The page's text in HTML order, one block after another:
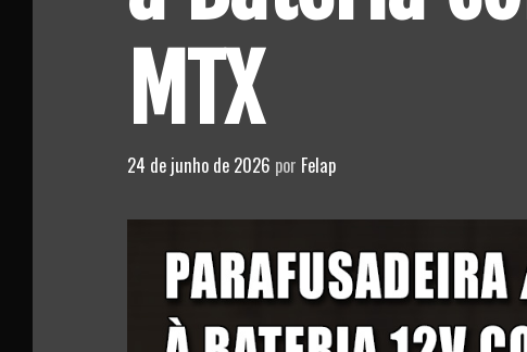
MTX
24 de junho de 2026 por Felap